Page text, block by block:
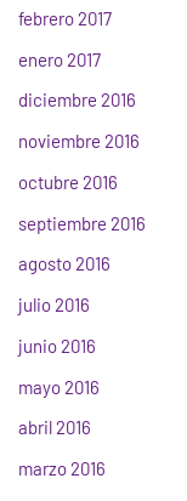
febrero 2017
enero 2017
diciembre 2016
noviembre 2016
octubre 2016
septiembre 2016
agosto 2016
julio 2016
junio 2016
mayo 2016
abril 2016
marzo 2016